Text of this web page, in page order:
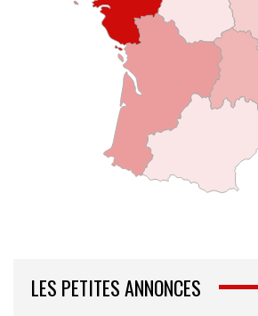
LES PETITES ANNONCES